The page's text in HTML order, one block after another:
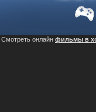
Смотреть онлайн фильмы в